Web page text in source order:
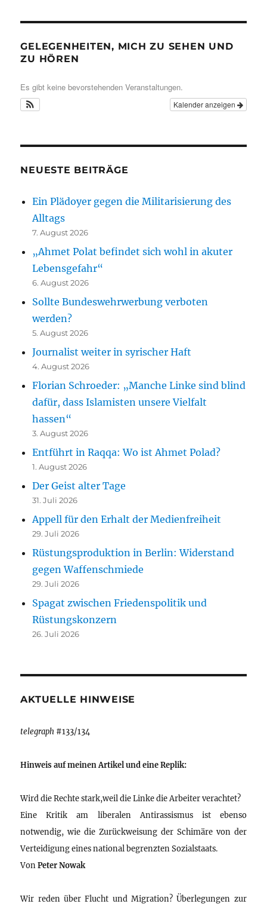
GELEGENHEITEN, MICH ZU SEHEN UND
ZU HÖREN
Es gibt keine bevorstehenden Veranstaltungen.
Kalender anzeigen
NEUESTE BEITRÄGE
Ein Plädoyer gegen die Militarisierung des
Alltags
7. August 2026
„Ahmet Polat befindet sich wohl in akuter
Lebensgefahr“
6. August 2026
Sollte Bundeswehrwerbung verboten
werden?
5. August 2026
Journalist weiter in syrischer Haft
4. August 2026
Florian Schroeder: „Manche Linke sind blind
dafür, dass Islamisten unsere Vielfalt
hassen“
3. August 2026
Entführt in Raqqa: Wo ist Ahmet Polad?
1. August 2026
Der Geist alter Tage
31. Juli 2026
Appell für den Erhalt der Medienfreiheit
29. Juli 2026
Rüstungsproduktion in Berlin: Widerstand
gegen Waffenschmiede
29. Juli 2026
Spagat zwischen Friedenspolitik und
Rüstungskonzern
26. Juli 2026
AKTUELLE HINWEISE
telegraph #133/134
Hinweis auf meinen Artikel und eine Replik:
Wird die Rechte stark,weil die Linke die Arbeiter verachtet?
Eine Kritik am liberalen Antirassismus ist ebenso
notwendig, wie die Zurückweisung der Schimäre von der
Verteidigung eines national begrenzten Sozialstaats.
VonPeter Nowak
Wir reden über Flucht und Migration? Überlegungen zur